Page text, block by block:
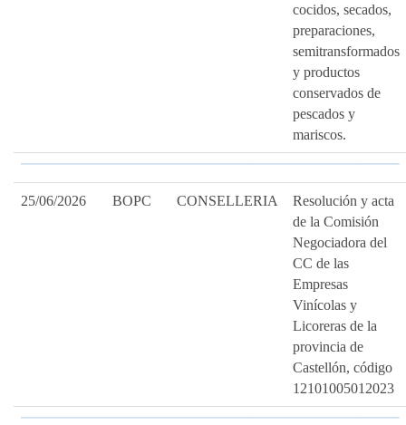
cocidos, secados,
preparaciones,
semitransformados
y productos
conservados de
pescados y
mariscos.
25/06/2026 BOPC CONSELLERIA
Resolución y acta
de la Comisión
Negociadora del
CC de las
Empresas
Vinícolas y
Licoreras de la
provincia de
Castellón, código
12101005012023